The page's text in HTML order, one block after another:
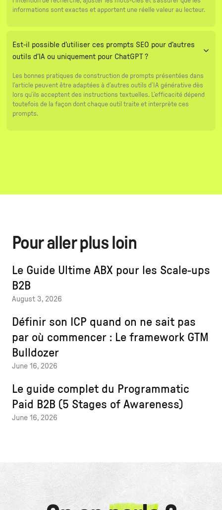
informations sont exactes et apportent une réelle valeur au lecteur.
Est-il possible d’utiliser ces prompts SEO pour d’autres
outils d’IA ou uniquement pour ChatGPT ?
Les bonnes pratiques de construction de prompts présentées dans
l’article peuvent être adaptées à d’autres outils d’IA générative dès
lors qu’ils acceptent des instructions textuelles. L’efficacité dépend
toutefois de la façon dont chaque outil traite et interprète ces
prompts.
Pour aller plus loin
Le Guide Ultime ABX pour les Scale-ups
B2B
August 3, 2026
Définir son ICP quand on ne sait pas
par où commencer : Le framework GTM
Bulldozer
June 16, 2026
Le guide complet du Programmatic
Paid B2B (5 Stages of Awareness)
June 16, 2026